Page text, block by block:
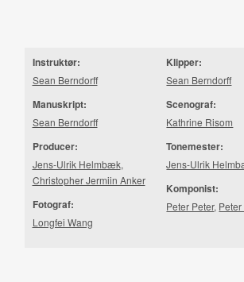
Instruktør:
Sean Berndorff
Manuskript:
Sean Berndorff
Producer:
Jens-Ulrik Helmbæk,
Christopher Jermiin Anker
Fotograf:
Longfei Wang
Klipper:
Sean Berndorff
Scenograf:
Kathrine Risom
Tonemester:
Jens-Ulrik
Komponist:
Peter Peter, Peter